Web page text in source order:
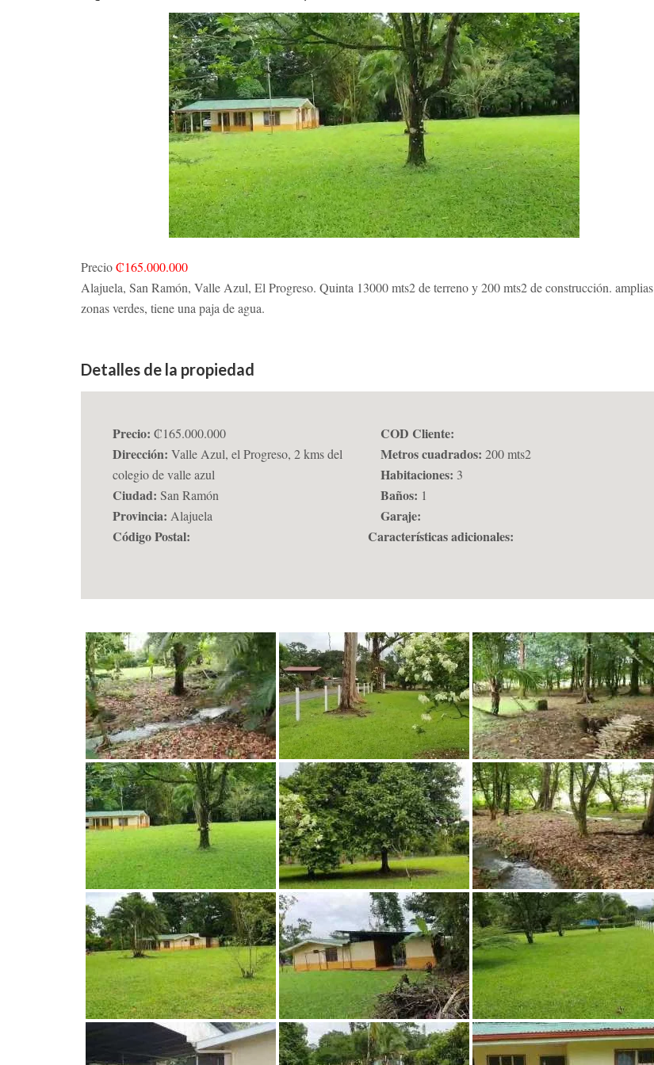
Precio₡165.000.000
Alajuela, San Ramón, Valle Azul, El Progreso. Quinta 13000 mts2 de terreno y 200 mts2 de construcción. amplias
zonas verdes, tiene una paja de agua.
Detalles de la propiedad
Precio: ₡165.000.000
Dirección: Valle Azul, el Progreso, 2 kms del
colegio de valle azul
Ciudad: San Ramón
Provincia: Alajuela
Código Postal:
COD Cliente:
Metros cuadrados: 200 mts2
Habitaciones: 3
Baños: 1
Garaje:
Características adicionales: